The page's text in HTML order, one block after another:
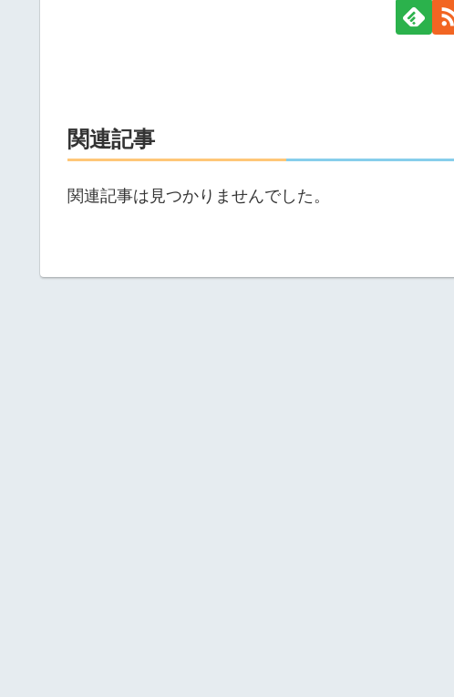
関連記事
関連記事は見つかりませんでした。